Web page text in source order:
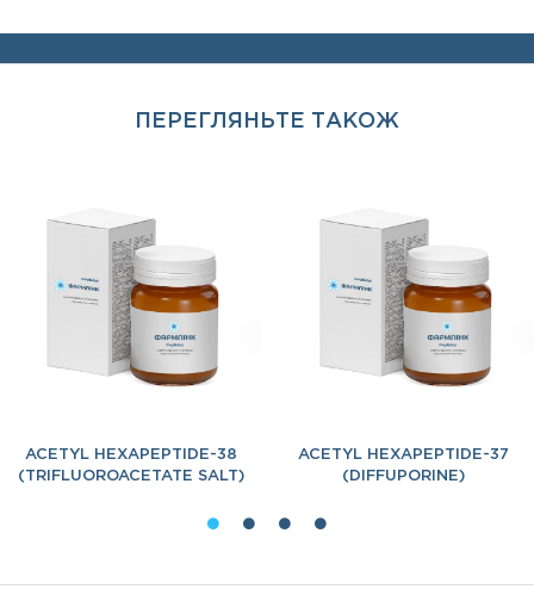
ПЕРЕГЛЯНЬТЕ ТАКОЖ
ACETYL HEXAPEPTIDE-38
(TRIFLUOROACETATE SALT)
ACETYL HEXAPEPTIDE-37
(DIFFUPORINE)